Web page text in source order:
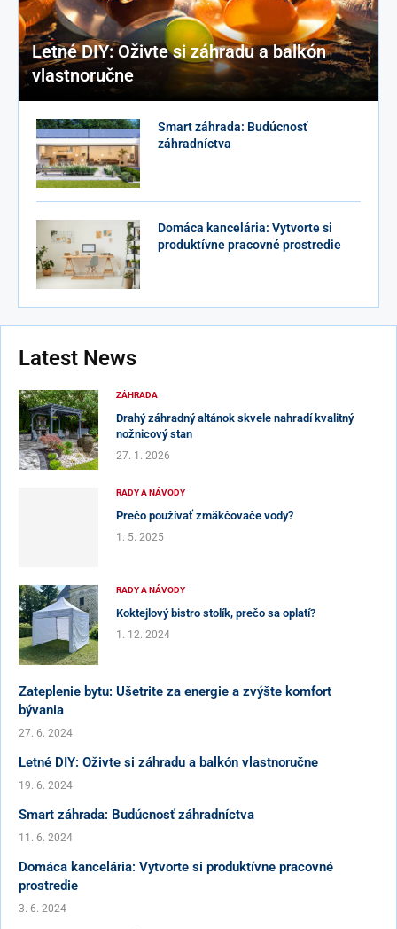
Letné DIY: Oživte si záhradu a balkón
vlastnoručne
Smart záhrada: Budúcnosť
záhradníctva
Domáca kancelária: Vytvorte si
produktívne pracovné prostredie
Latest News
ZÁHRADA
Drahý záhradný altánok skvele nahradí kvalitný
nožnicový stan
27. 1. 2026
RADY A NÁVODY
Prečo používať zmäkčovače vody?
1. 5. 2025
RADY A NÁVODY
Koktejlový bistro stolík, prečo sa oplatí?
1. 12. 2024
Zateplenie bytu: Ušetrite za energie a zvýšte komfort
bývania
27. 6. 2024
Letné DIY: Oživte si záhradu a balkón vlastnoručne
19. 6. 2024
Smart záhrada: Budúcnosť záhradníctva
11. 6. 2024
Domáca kancelária: Vytvorte si produktívne pracovné
prostredie
3. 6. 2024